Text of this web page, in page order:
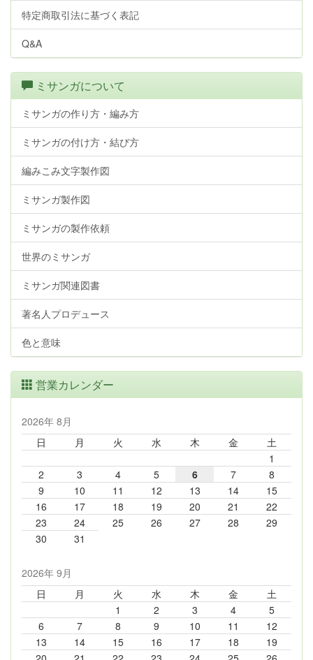
特定商取引法に基づく表記
Q&A
ミサンガについて
ミサンガの作り方・編み方
ミサンガの付け方・結び方
編みこみ文字製作図
ミサンガ製作図
ミサンガの製作依頼
世界のミサンガ
ミサンガ関連図書
著名人プロデュース
色と意味
営業カレンダー
2026年 8月
日
月 火 水 木 金
土
1
2
3 4 5 6 7
8
9
10 11 12 13 14
15
16
17 18 19 20 21
22
23
24 25 26 27 28
29
30
31
2026年 9月
日
月 火 水 木 金
土
1
2 3 4
5
6
7 8 9 10 11
12
13
14 15 16 17 18
19